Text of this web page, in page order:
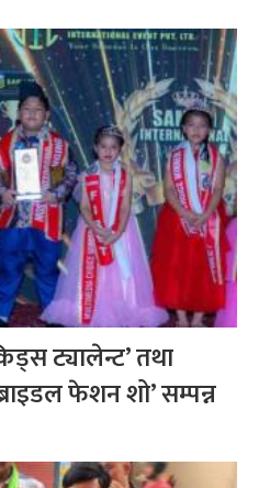
ट्यालेन्ट’ तथा
फेशन शो’ सम्पन्न